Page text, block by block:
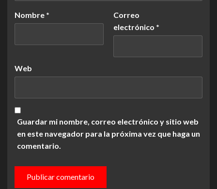
Nombre *
Correo
electrónico *
Web
Guardar mi nombre, correo electrónico y sitio web
en este navegador para la próxima vez que haga un
comentario.